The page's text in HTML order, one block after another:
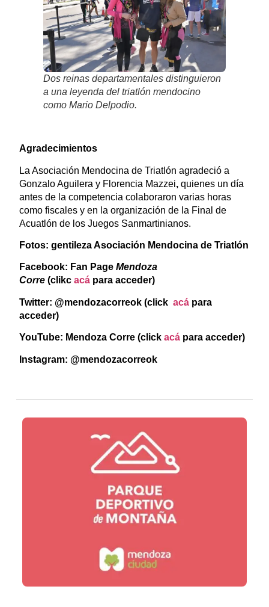
Dos reinas departamentales distinguieron
a una leyenda del triatlón mendocino
como Mario Delpodio.
Agradecimientos
La Asociación Mendocina de Triatlón agradeció a
Gonzalo Aguilera y Florencia Mazzei,quienes un día
antes de la competencia colaboraron varias horas
como fiscales y en la organización de la Final de
Acuatlón de los Juegos Sanmartinianos.
Fotos: gentileza Asociación Mendocina de Triatlón
Facebook: Fan Page Mendoza
Corre(clikc acápara acceder)
Twitter: @mendozacorreok (click acápara
acceder)
YouTube: Mendoza Corre (click acápara acceder)
Instagram: @mendozacorreok